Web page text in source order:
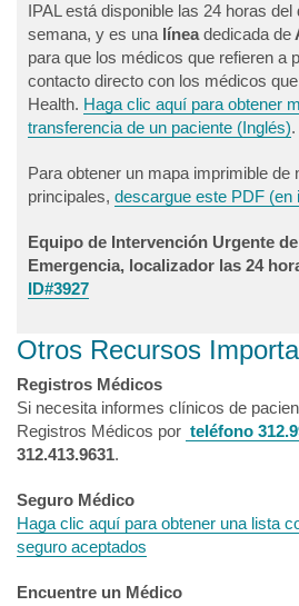
IPAL está disponible las 24 horas
semana, y es una líneadedicada de
para que los médicos que refieren a
contacto directo con los médicos
Health. Haga clic aquí para obtener
transferencia de un paciente (Inglés).
Para obtener un mapa imprimible de
principales, descargue este PDF (en
Equipo de Intervención Urgente
Emergencia, localizador las 24
ID#3927
Otros Recursos
Registros Médicos
Si necesita informes clínicos de
Registros Médicos por teléfono
312.413.9631.
Seguro Médico
Haga clic aquí para obtener una lista
seguro aceptados
Encuentre un Médico